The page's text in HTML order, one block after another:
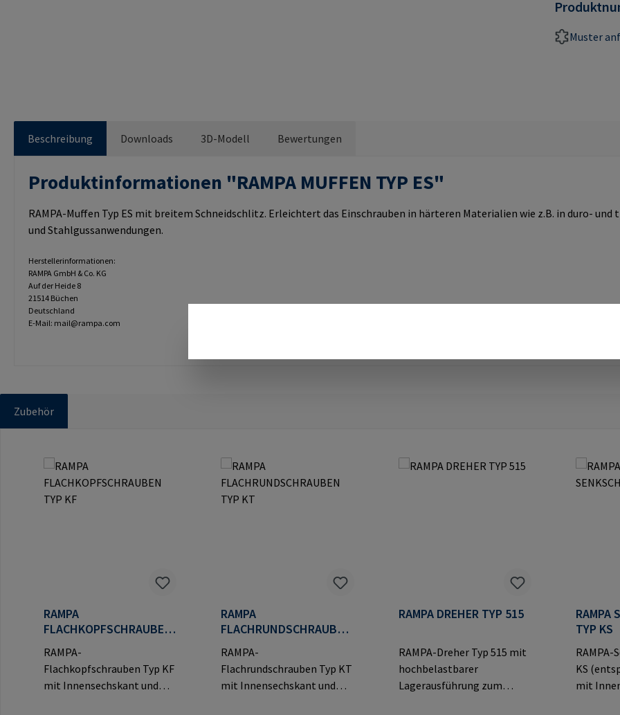
Muster
Beschreibung Downloads 3D-Modell Bewertungen
Produktinformationen "RAMPA MUFFEN TYP ES"
RAMPA-Muffen Typ ES mit breitem Schneidschlitz. Erleichtert das Einschrauben in härteren Materialien wie z.B. in duro-
und Stahlgussanwendungen.
Herstellerinformationen:
RAMPA GmbH & Co. KG
Auf der Heide 8
21514 Büchen
Deutschland
E-Mail: mail@rampa.com
Zubehör
RAMPA
FLACHKOPFSCHRAUBEN
RAMPA-
Flachkopfschrauben Typ KF
mit Innensechskant und
RAMPA
FLACHRUNDSCHRAUBEN
RAMPA-
Flachrundschrauben Typ KT
mit Innensechskant und
RAMPA DREHER TYP 515
RAMPA-Dreher Typ 515 mit
hochbelastbarer
Lagerausführung zum
RAMPA
TYP KS
RAMPA-
KS
mit